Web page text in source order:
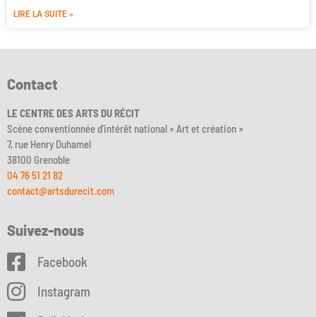
LIRE LA SUITE »
Contact
LE CENTRE DES ARTS DU RÉCIT
Scène conventionnée d’intérêt national « Art et création »
7, rue Henry Duhamel
38100 Grenoble
04 76 51 21 82
contact@artsdurecit.com
Suivez-nous
Facebook
Instagram